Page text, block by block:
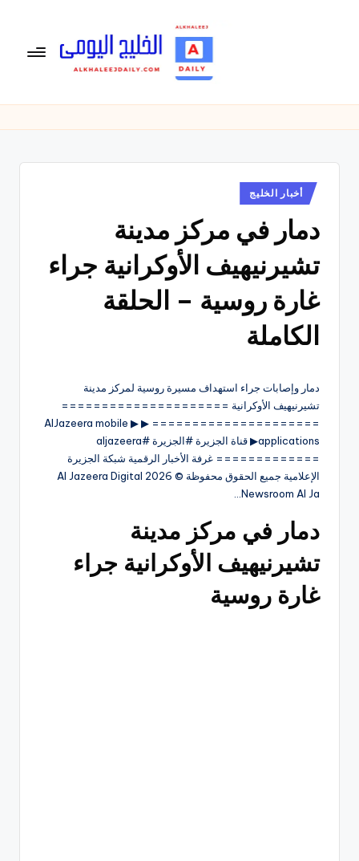
خ
يو
م
ى
متابعة
الرياضية
والسياسية
والاقتصادية.
نُشر
في
أخبار الخليج
دمار في مركز مدينة
تشيرنيهيف الأوكرانية جراء
غارة روسية – الحلقة
الكاملة
دمار وإصابات جراء استهداف مسيرة روسية لمركز مدينة
تشيرنيهيف الأوكرانية =====================
===================== ▶ ▶ AlJazeera mobile
applications▶ قناة الجزيرة #الجزيرة #aljazeera
============= غرفة الأخبار الرقمية شبكة الجزيرة
الإعلامية جميع الحقوق محفوظة © 2026 Al Jazeera Digital
Newsroom Al Ja…
دمار في مركز مدينة
تشيرنيهيف الأوكرانية جراء
غارة روسية